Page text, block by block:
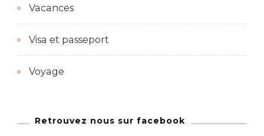
Vacances
Visa et passeport
Voyage
Retrouvez nous sur facebook